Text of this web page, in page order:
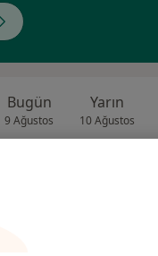
Bugün
9 Ağustos
Yarın
10 Ağustos